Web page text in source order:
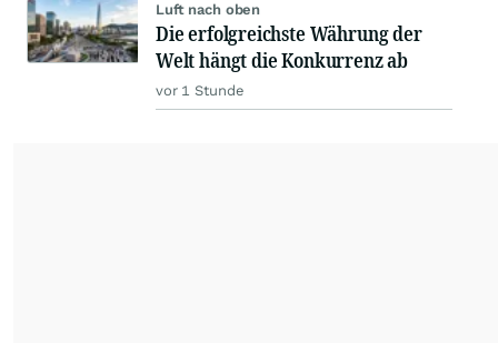
Luft nach oben
Die erfolgreichste Währung der
Welt hängt die Konkurrenz ab
vor 1 Stunde